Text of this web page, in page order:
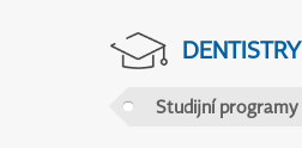
DENTISTRY
Studijní programy